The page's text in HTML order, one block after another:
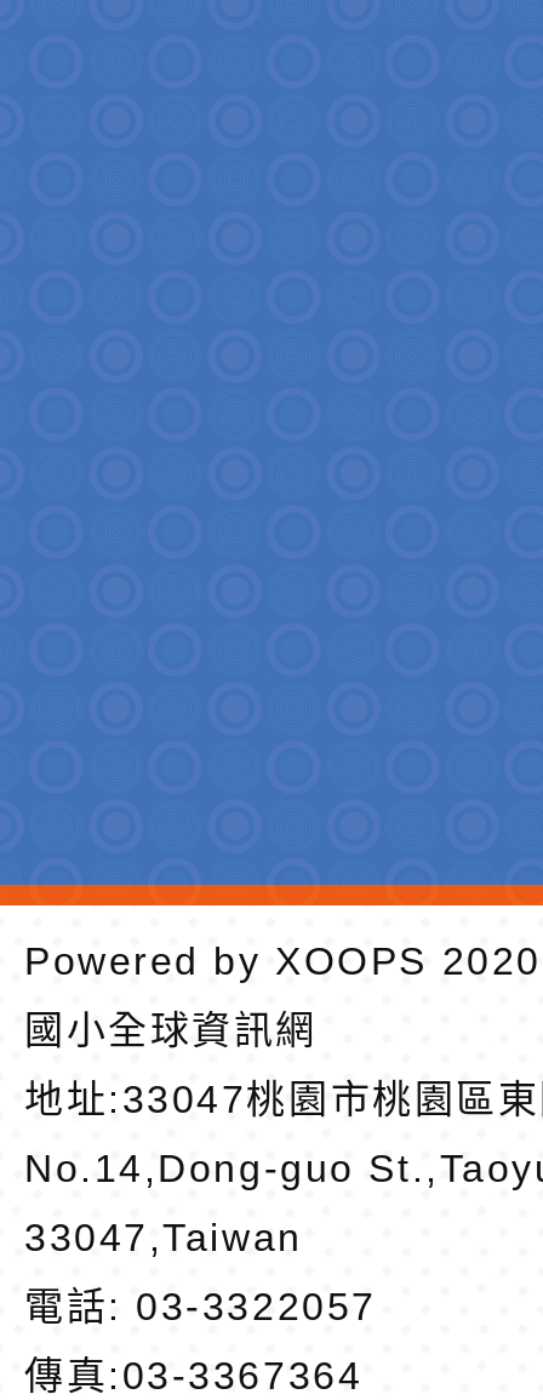
Powered by XOOPS
國小全球資訊網
地址:33047桃園市桃園區
No.14,Dong-guo
33047,Taiwan
電話: 03-3322057
傳真:03-3367364